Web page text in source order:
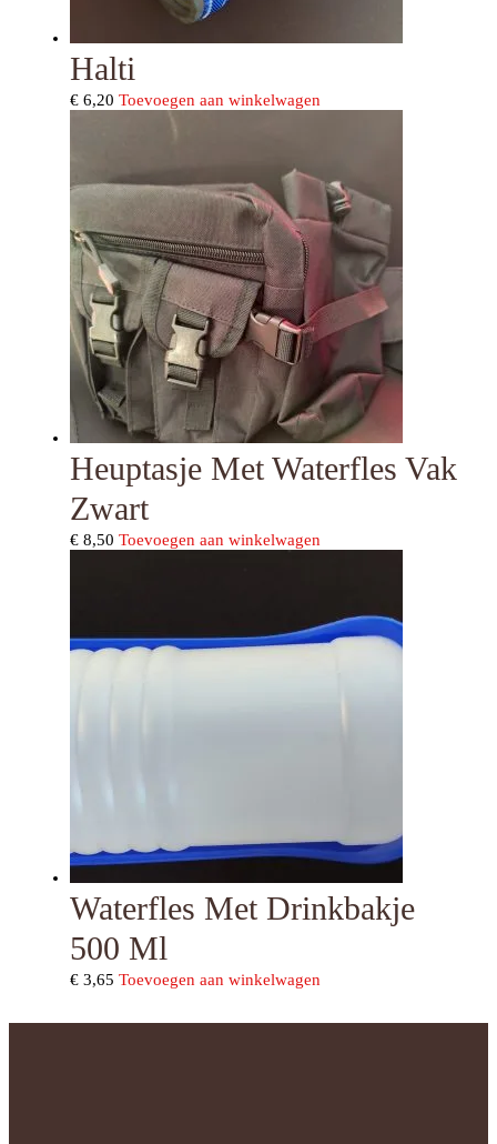
Halti
€ 6,20 Toevoegen aan winkelwagen
Heuptasje Met Waterfles Vak
Zwart
€ 8,50 Toevoegen aan winkelwagen
Waterfles Met Drinkbakje
500 Ml
€ 3,65 Toevoegen aan winkelwagen